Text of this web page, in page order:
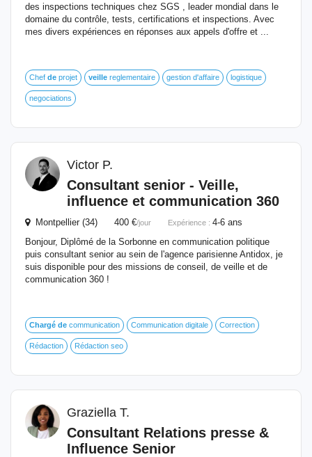
des inspections techniques chez SGS , leader mondial dans le
domaine du contrôle, tests, certifications et inspections. Avec
mes divers expériences en réponses aux appels d'offre et ...
Chef de projet veille reglementaire gestion d'affaire logistique
negociations
Victor P.
Consultant senior - Veille,
influence et communication 360
Montpellier (34) 400 €/jour Expérience : 4-6 ans
Bonjour, Diplômé de la Sorbonne en communication politique
puis consultant senior au sein de l'agence parisienne Antidox, je
suis disponible pour des missions de conseil, de veille et de
communication 360 !
Chargé de communication Communication digitale Correction
Rédaction Rédaction seo
Graziella T.
Consultant Relations presse &
Influence Senior